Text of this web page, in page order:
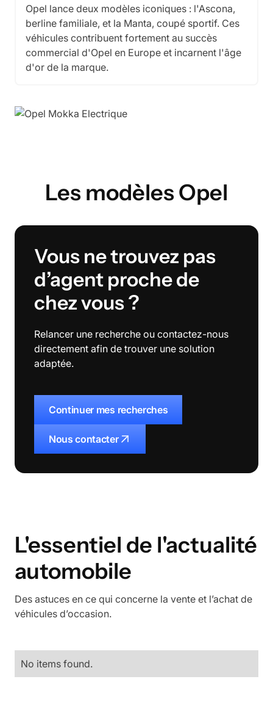
Opel lance deux modèles iconiques : l'Ascona,
berline familiale, et la Manta, coupé sportif. Ces
véhicules contribuent fortement au succès
commercial d'Opel en Europe et incarnent l'âge
d'or de la marque.
Les modèles Opel
Vous ne trouvez pas
d’agent proche de
chez vous ?
Relancer une recherche ou contactez-nous
directement afin de trouver une solution
adaptée.
Continuer mes recherches
Nous contacter
L'essentiel de l'actualité
automobile
Des astuces en ce qui concerne la vente et l’achat de
véhicules d’occasion.
No items found.